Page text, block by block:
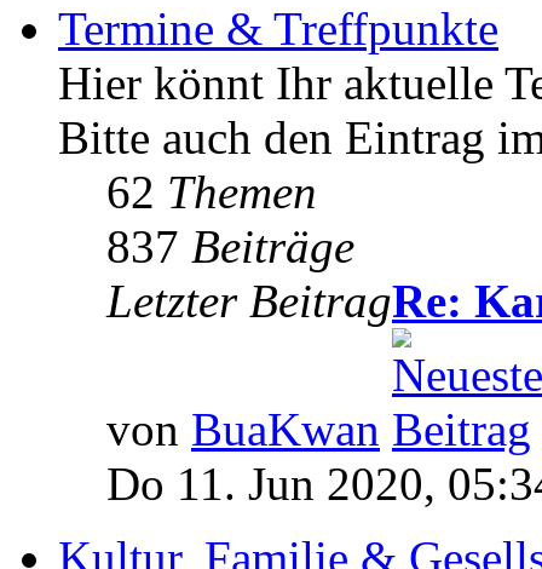
Termine & Treffpunkte
Hier könnt Ihr aktuelle
Bitte auch den Eintrag
62 Themen
837 Beiträge
Letzter BeitragRe:
von BuaKwan
Do 11. Jun 2020,
Kultur, Familie &